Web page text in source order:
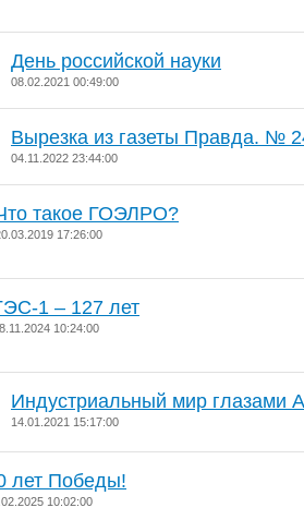
День российской науки
08.02.2021 00:49:00
Вырезка из газеты Правда. №
04.11.2022 23:44:00
такое ГОЭЛРО?
17:26:00
1 – 127 лет
10:24:00
Индустриальный мир глазами
14.01.2021 15:17:00
лет Победы!
10:02:00